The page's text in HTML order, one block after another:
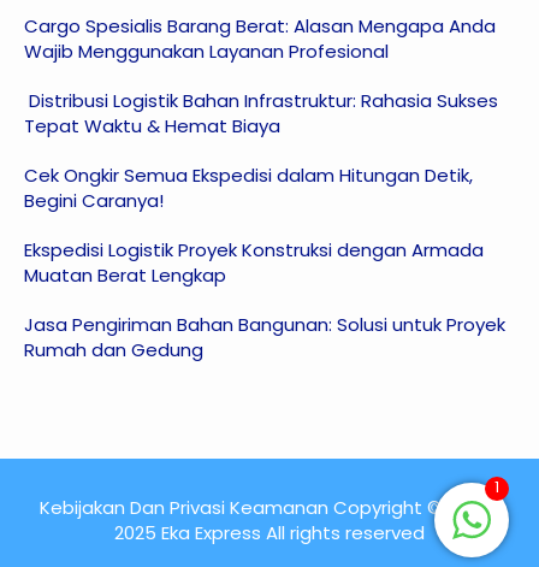
Cargo Spesialis Barang Berat: Alasan Mengapa Anda
Wajib Menggunakan Layanan Profesional
Distribusi Logistik Bahan Infrastruktur: Rahasia Sukses
Tepat Waktu & Hemat Biaya
Cek Ongkir Semua Ekspedisi dalam Hitungan Detik,
Begini Caranya!
Ekspedisi Logistik Proyek Konstruksi dengan Armada
Muatan Berat Lengkap
Jasa Pengiriman Bahan Bangunan: Solusi untuk Proyek
Rumah dan Gedung
Kebijakan Dan Privasi Keamanan Copyright © 2015 -
2025 Eka Express All rights reserved
1